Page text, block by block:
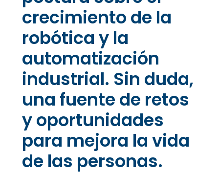
crecimiento de la
robótica y la
automatización
industrial. Sin duda,
una fuente de retos
y oportunidades
para mejora la vida
de las personas.